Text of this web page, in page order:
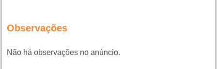
Observações
Não há observações no anúncio.